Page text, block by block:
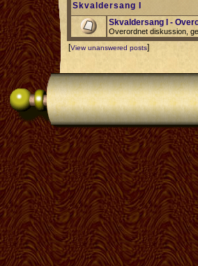
Skvaldersang I
Skvaldersang I -
Overordnet diskussion,
[View unanswered posts]